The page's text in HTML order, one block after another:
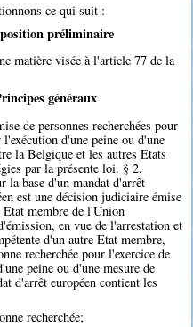
ce qui suit :
préliminaire
matière visée à l'article 77 de la
généraux
de personnes recherchées pour
d'une peine ou d'une
la Belgique et les autres Etats
par la présente loi. § 2.
la base d'un mandat d'arrêt
est une décision judiciaire émise
membre de l'Union
en vue de l'arrestation et
d'un autre Etat membre,
recherchée pour l'exercice de
peine ou d'une mesure de
d'arrêt européen contient les
recherchée;